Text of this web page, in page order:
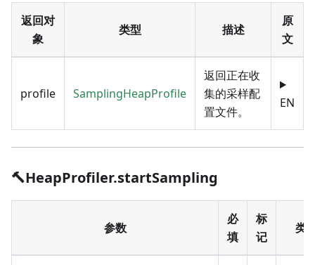
返回对
象
类型 描述
原
文
profile SamplingHeapProfile
返回正在收
集的采样配
置文件。
EN
🔨HeapProfiler.startSampling
参数
必
填
标
记
类